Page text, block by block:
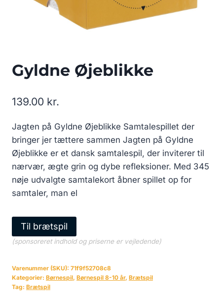
Gyldne Øjeblikke
139.00 kr.
Jagten på Gyldne Øjeblikke Samtalespillet der
bringer jer tættere sammen Jagten på Gyldne
Øjeblikke er et dansk samtalespil, der inviterer til
nærvær, ægte grin og dybe refleksioner. Med 345
nøje udvalgte samtalekort åbner spillet op for
samtaler, man el
Til brætspil
(sponsoreret indhold og priserne er vejledende)
Varenummer (SKU): 71f9f52708c8
Kategorier: Børnespil, Børnespil 8-10 år, Brætspil
Tag: Brætspil